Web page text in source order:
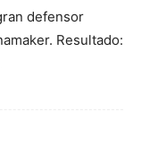
defensor
Resultado: